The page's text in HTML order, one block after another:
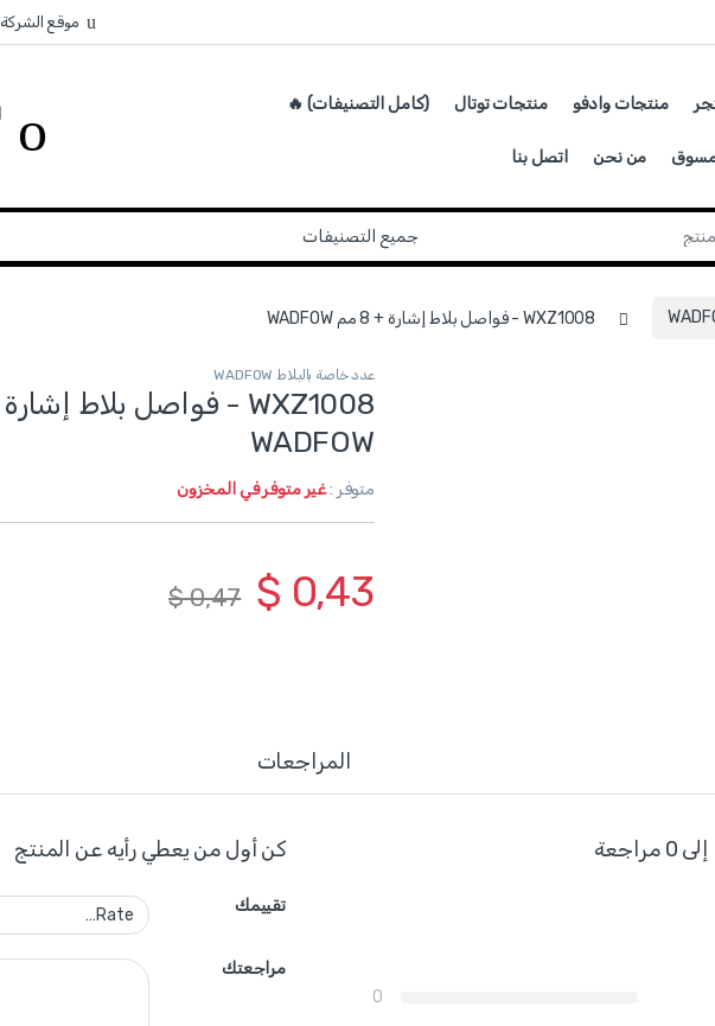
موقع الشركة
منتجات وادفو منتجات توتال (كامل التصنيفات) 🔥
كمسوق من نحن اتصل بنا
WXZ1008 - فواصل بلاط إشارة + 8 مم WADFOW
عدد خاصة بالبلاط WADFOW
WADFOW
متوفر :غير متوفر في المخزون
$ 0,43
$0,47
المراجعات
0
كن أول من يعطي رأيه عن المنتج
تقييمك
مراجعتك